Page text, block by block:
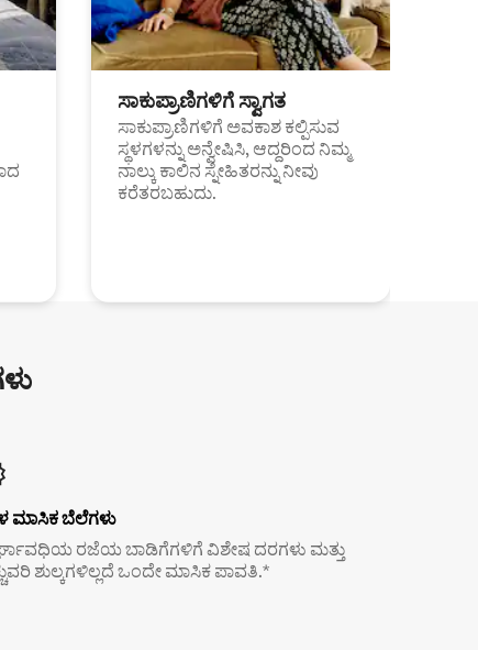
ಸಾಕುಪ್ರಾಣಿಗಳಿಗೆ ಸ್ವಾಗತ
ಸಾಕುಪ್ರಾಣಿಗಳಿಗೆ ಅವಕಾಶ ಕಲ್ಪಿಸುವ
ಸ್ಥಳಗಳನ್ನು ಅನ್ವೇಷಿಸಿ, ಆದ್ದರಿಂದ ನಿಮ್ಮ
ನಾಲ್ಕು ಕಾಲಿನ ಸ್ನೇಹಿತರನ್ನು ನೀವು
ಕರೆತರಬಹುದು.
ಮಾಸಿಕ ಬೆಲೆಗಳು
ರಜೆಯ ಬಾಡಿಗೆಗಳಿಗೆ ವಿಶೇಷ ದರಗಳು ಮತ್ತು
ಶುಲ್ಕಗಳಿಲ್ಲದೆ ಒಂದೇ ಮಾಸಿಕ ಪಾವತಿ.*